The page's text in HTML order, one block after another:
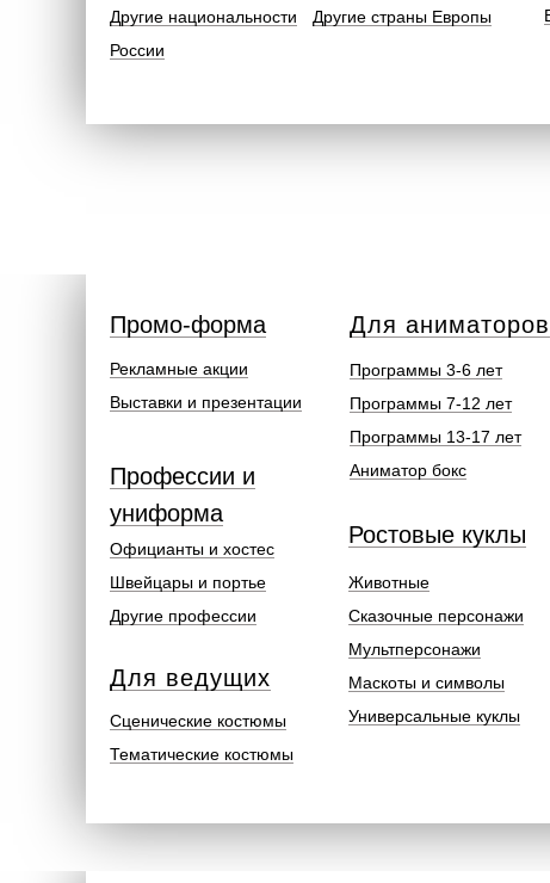
Другие страны Европы
Другие национальности
России
Рекламные акции
Выставки и презентации
Официанты и хостес
Швейцары и портье
Другие профессии
Промо-форма
Профессии и
униформа
Программы 3-6 лет
Программы 7-12 лет
Программы 13-17 лет
Аниматор бокс
Ростовые куклы
Животные
Сказочные персонажи
Мультперсонажи
Маскоты и символы
Универсальные куклы
Для аниматоров
Сценические костюмы
Тематические костюмы
Для ведущих